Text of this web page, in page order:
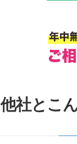
他社とこ